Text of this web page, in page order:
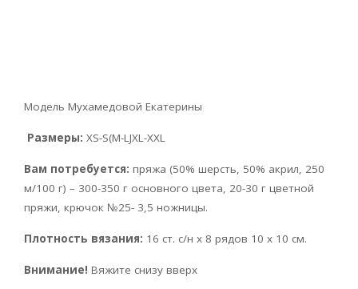
Модель Мухамедовой Екатерины
Размеры: XS-S(M-LJXL-XXL
Вам потребуется: пряжа (50% шерсть, 50% акрил, 250
м/100 г) – 300-350 г основного цвета, 20-30 г цветной
пряжи, крючок №25- 3,5 ножницы.
Плотность вязания: 16 ст. с/н х 8 рядов 10 х 10 см.
Внимание! Вяжите снизу вверх